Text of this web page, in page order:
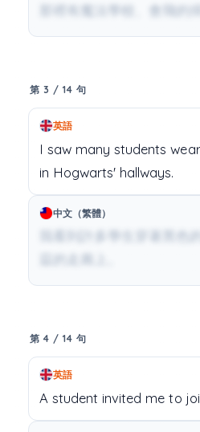
那裡有魔法學校、會飛的
第 3 / 14 句
英語
I saw many students
in Hogwarts' hallways.
中文（繁體）
我看到許多學生穿著黑色
第 4 / 14 句
英語
A student invited me to